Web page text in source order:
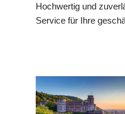
Hochwertig und
Service für Ihre